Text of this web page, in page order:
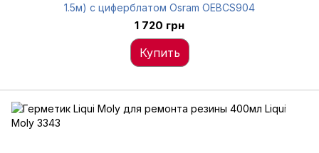
1.5м) с циферблатом Osram OEBCS904
1 720 грн
Купить